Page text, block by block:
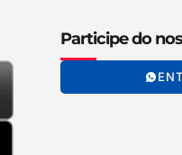
Participe do